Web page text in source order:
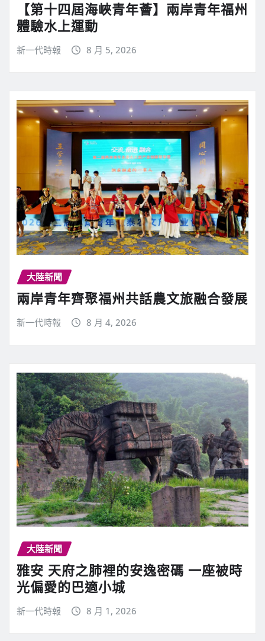
【第十四屆海峽青年薈】兩岸青年福州
體驗水上運動
新一代時報 8 月 5, 2026
大陸新聞
兩岸青年齊聚福州共話農文旅融合發展
新一代時報 8 月 4, 2026
大陸新聞
雅安 天府之肺裡的安逸密碼 一座被時
光偏愛的巴適小城
新一代時報 8 月 1, 2026